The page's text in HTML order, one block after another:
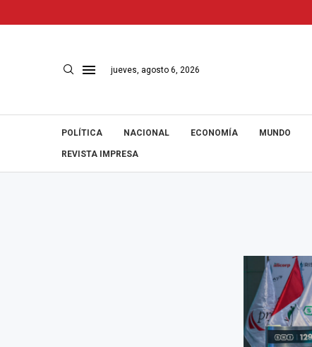
jueves, agosto 6, 2026
POLÍTICA NACIONAL ECONOMÍA MUNDO
REVISTA IMPRESA